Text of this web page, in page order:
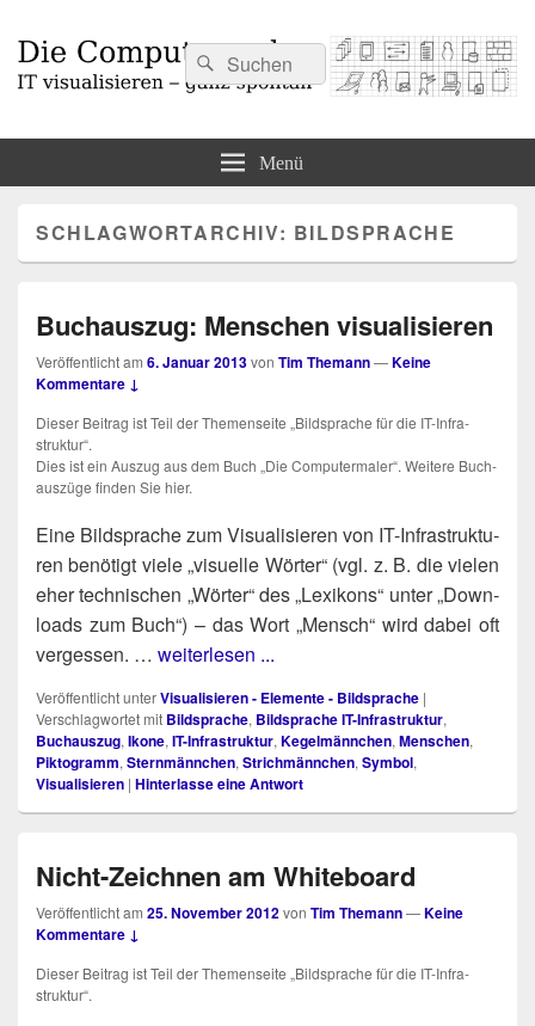
Suchen
nach:
Suchen
Menü
SCHLAGWORTARCHIV: BILDSPRACHE
Buchauszug: Menschen visualisieren
Veröffentlicht am 6. Januar 2013von Tim Themann—Keine
Kommentare ↓
Die­ser Bei­trag ist Teil der The­men­sei­te „Bild­spra­che für die IT-Infra­
struk­tur“.
Dies ist ein Aus­zug aus dem Buch „Die Computermaler“. Wei­te­re Buch­
aus­zü­ge fin­den Sie hier.
Eine Bild­spra­che zum Visua­li­sie­ren von IT-Infra­struk­tu­
ren benö­tigt vie­le „visu­el­le Wör­ter“ (vgl. z. B. die vie­len
eher tech­ni­schen „Wör­ter“ des „Lexi­kons“ unter „Down­
loads zum Buch“) – das Wort „Mensch“ wird dabei oft
ver­ges­sen. … weiterlesen ...
Veröffentlicht unterVisualisieren - Elemente - Bildsprache |
Verschlagwortet mit Bildsprache, Bildsprache IT-Infrastruktur,
Buchauszug, Ikone, IT-Infrastruktur, Kegelmännchen, Menschen,
Piktogramm, Sternmännchen, Strichmännchen, Symbol,
Visualisieren | Hinterlasse eine Antwort
Nicht-Zeichnen am Whiteboard
Veröffentlicht am 25. November 2012von Tim Themann—Keine
Kommentare ↓
Die­ser Bei­trag ist Teil der The­men­sei­te „Bild­spra­che für die IT-Infra­
struk­tur“.